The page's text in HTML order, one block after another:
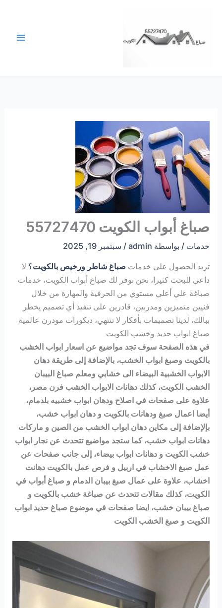
صباغ أبواب الكويت 55727470
خدمات / بواسطة admin
/ سبتمبر 19, 2025
تريد الحصول على خدمات صباغ شاطر ورخيص بالكويت؟ لا
داعي للبحث كثيرا، نحن نوفر لك صباغ أبواب الكويت، خدمات
صباغة علي أعلي مستوي من الحرفية والمهارة من خلال
فنيين متميزين ومدربين، قادرين على تنفيذ أي تصميم يخطر
ببالك، لدينا تصميمات بأفكار لا تنتهي، ديكورات مودرن عالمية
صباغ ابواب حديد وخشب الكويت
في هذه الصفحة سوف تجد مواضيع عن اسعار ابواب الخشب
بالكويت وصبغ ابواب الخشب، بالإضافة إلى طريقة دهان
الابواب الخشبية البيضاء الى خشابي ومعلم صباغ البيبان
الخشب الكويت، كذلك دهانات الابواب الخشب فرن مصر،
علاوة على صفحات في اصلاح ودهان ابواب خشبيه بلدمام،
أيضا اعمال صبغ ودهانات بالكويت و دهان ابواب خشب،
بإلإضافة إلى مكاين دهان ابواب الخشب من الصين و ماركات
دهانات ابواب خشب، كما ستجد مواضيع تتحدث عن نجار ابواب
خشب الكويت و دهانات ابواب بيضاء، إلى جانب صفحات عن
عمل صبغ الاخشاب في اربيل و فرص عمل بالكويت دهانت
اخشاب، علاوة على عمال صبغ بيبان الدمام و صباغ أبواب في
الكويت، كذلك مقالات تتحدث عن صباغة خشب بالكويت و
صباغ بيبان خشب، ايضا صفحات في موضوع صباغ حديد ابواب
الكويت و صبغ الخشب الكويت